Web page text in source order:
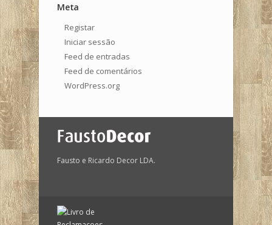
Meta
Registar
Iniciar sessão
Feed de entradas
Feed de comentários
WordPress.org
Fausto e Ricardo Decor LDA.